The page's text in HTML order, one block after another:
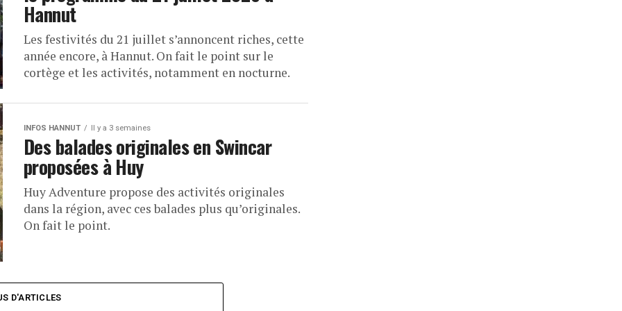
Hannut
Les festivités du 21 juillet s’annoncent riches, cette
année encore, à Hannut. On fait le point sur le
cortège et les activités, notamment en nocturne.
INFOS HANNUT Il y a 3 semaines
Des balades originales en Swincar
proposées à Huy
Huy Adventure propose des activités originales
dans la région, avec ces balades plus qu’originales.
On fait le point.
D'ARTICLES